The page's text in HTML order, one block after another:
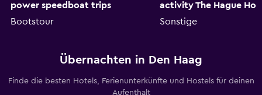
power speedboat trips
Bootstour
activity The Hague
Sonstige
Übernachten in Den Haag
Finde die besten Hotels, Ferienunterkünfte und Hostels für deinen
Aufenthalt